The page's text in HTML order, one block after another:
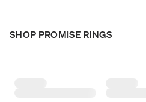
SHOP PROMISE RINGS